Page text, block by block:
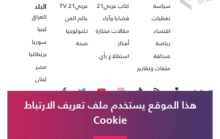
سياسة
تغطيات
اقتصاد
رياضة
صحافة
ملفات وتقارير
كتاب عربي21
قضايا وآراء
مقالات مختارة
أفكار
استطلاع رأي
عربي21 TV
عالم الفن
تكنولوجيا
صحة
البلد
العراق
ليبيا
سوريا
بريطانيا
مصر
لبنان
تابعنا على
هذا الموقع يستخدم ملف تعريف الارتباط
Cookie